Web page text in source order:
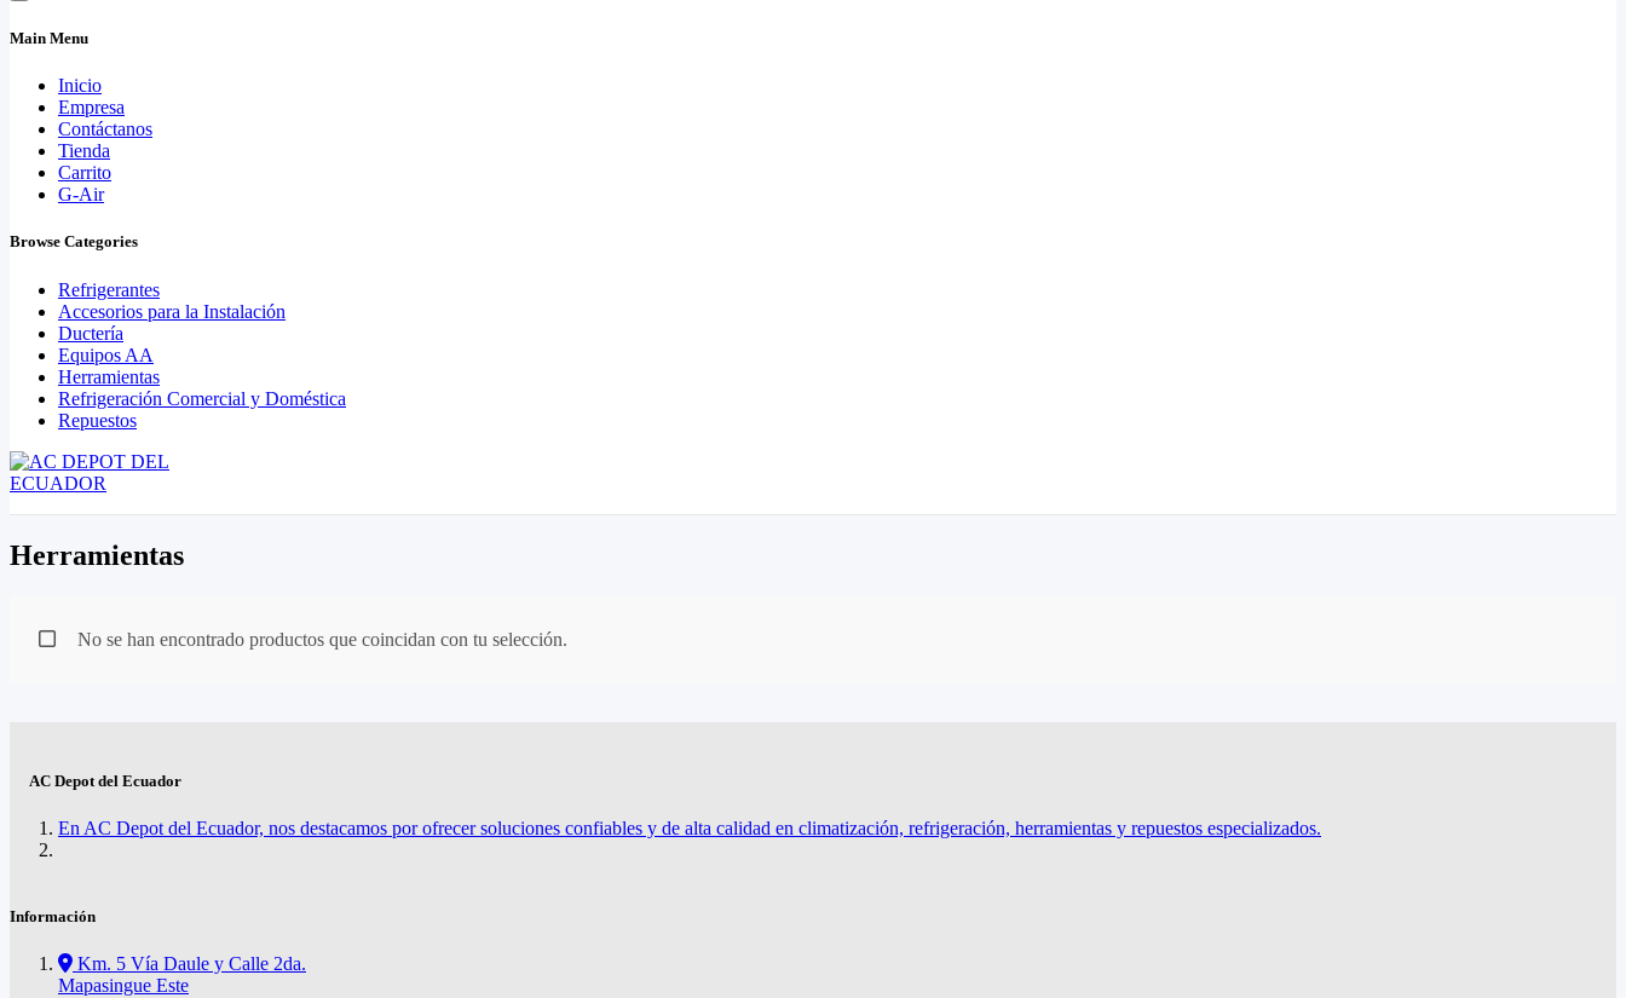
Main Menu
Inicio
Empresa
Contáctanos
Tienda
Carrito
G-Air
Browse Categories
Refrigerantes
Accesorios para la Instalación
Ductería
Equipos AA
Herramientas
Refrigeración Comercial y Doméstica
Repuestos
Herramientas
No se han encontrado productos que coincidan con tu selección.
AC Depot del Ecuador
En AC Depot del Ecuador, nos destacamos por ofrecer soluciones confiables y de alta calidad en climatización, refrigeración, herramientas y repuestos especializados.
Información
Km. 5 Vía Daule y Calle 2da.
Mapasingue Este